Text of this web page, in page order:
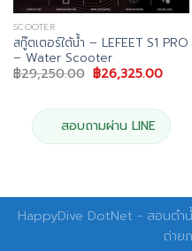
SCOOTER
สกู๊ตเตอร์ใต้น้ำ – LEFEET S1 PRO
– Water Scooter
฿29,250.00 Original
price
฿29,250.00.
฿26,325.00
฿
สอบถามผ่าน LINE
HappyDive DotNet - สอนด
ถ่าย